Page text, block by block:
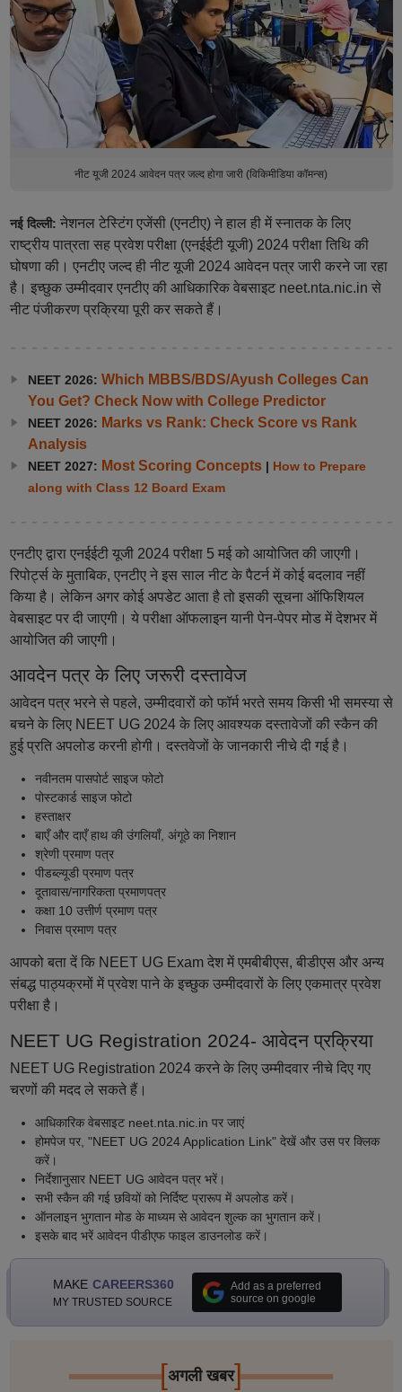
नीट यूजी 2024 आवेदन पत्र जल्द होगा जारी (विकिमीडिया कॉमन्स)
नई दिल्ली: नेशनल टेस्टिंग एजेंसी (एनटीए) ने हाल ही में स्नातक के लिए
राष्ट्रीय पात्रता सह प्रवेश परीक्षा (एनईईटी यूजी) 2024 परीक्षा तिथि की
घोषणा की। एनटीए जल्द ही नीट यूजी 2024 आवेदन पत्र जारी करने जा रहा
है। इच्छुक उम्मीदवार एनटीए की आधिकारिक वेबसाइट neet.nta.nic.in से
नीट पंजीकरण प्रक्रिया पूरी कर सकते हैं।
NEET 2026: Which MBBS/BDS/Ayush Colleges Can
You Get? Check Now with College Predictor
NEET 2026: Marks vs Rank: Check Score vs Rank
Analysis
NEET 2027: Most Scoring Concepts| How to Prepare
along with Class 12 Board Exam
एनटीए द्वारा एनईईटी यूजी 2024 परीक्षा 5 मई को आयोजित की जाएगी।
रिपोर्ट्स के मुताबिक, एनटीए ने इस साल नीट के पैटर्न में कोई बदलाव नहीं
किया है। लेकिन अगर कोई अपडेट आता है तो इसकी सूचना ऑफिशियल
वेबसाइट पर दी जाएगी। ये परीक्षा ऑफलाइन यानी पेन-पेपर मोड में देशभर में
आयोजित की जाएगी।
आवदेन पत्र के लिए जरूरी दस्तावेज
आवेदन पत्र भरने से पहले, उम्मीदवारों को फॉर्म भरते समय किसी भी समस्या से
बचने के लिए NEET UG 2024 के लिए आवश्यक दस्तावेजों की स्कैन की
हुई प्रति अपलोड करनी होगी। दस्तवेजों के जानकारी नीचे दी गई है।
नवीनतम पासपोर्ट साइज फोटो
पोस्टकार्ड साइज फोटो
हस्ताक्षर
बाएँ और दाएँ हाथ की उंगलियाँ, अंगूठे का निशान
श्रेणी प्रमाण पत्र
पीडब्ल्यूडी प्रमाण पत्र
दूतावास/नागरिकता प्रमाणपत्र
कक्षा 10 उत्तीर्ण प्रमाण पत्र
निवास प्रमाण पत्र
आपको बता दें कि NEET UG Exam देश में एमबीबीएस, बीडीएस और अन्य
संबद्ध पाठ्यक्रमों में प्रवेश पाने के इच्छुक उम्मीदवारों के लिए एकमात्र प्रवेश
परीक्षा है।
NEET UG Registration 2024- आवेदन प्रक्रिया
NEET UG Registration 2024 करने के लिए उम्मीदवार नीचे दिए गए
चरणों की मदद ले सकते हैं।
आधिकारिक वेबसाइट neet.nta.nic.in पर जाएं
होमपेज पर, "NEET UG 2024 Application Link" देखें और उस पर क्लिक
करें।
निर्देशानुसार NEET UG आवेदन पत्र भरें।
सभी स्कैन की गई छवियों को निर्दिष्ट प्रारूप में अपलोड करें।
ऑनलाइन भुगतान मोड के माध्यम से आवेदन शुल्क का भुगतान करें।
इसके बाद भरें आवेदन पीडीएफ फाइल डाउनलोड करें।
MAKE CAREERS360
MY TRUSTED SOURCE
Add as a preferred
source on google
[अगली खबर]